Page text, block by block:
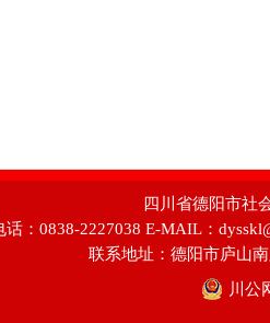
四川省德阳市社
话：0838-2227038 E-MAIL：
联系地址：德阳市庐山
川公